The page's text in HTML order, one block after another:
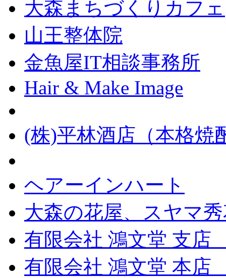
大森まちづくりカフェ
山王整体院
金魚屋IT相談事務所
Hair & Make Image
(株)平林酒店（本格焼
ヘアーインハート
大森の花屋、スヤマ
有限会社 鴻文堂 支店
有限会社 鴻文堂 本